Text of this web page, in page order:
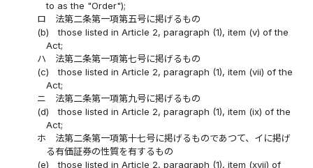
to as the "Order");
ロ
法第二条第一項第五号に掲げるもの
(b)
those listed in Article 2, paragraph (1), item (v) of the
Act;
ハ
法第二条第一項第七号に掲げるもの
(c)
those listed in Article 2, paragraph (1), item (vii) of the
Act;
ニ
法第二条第一項第九号に掲げるもの
(d)
those listed in Article 2, paragraph (1), item (ix) of the
Act;
ホ
法第二条第一項第十七号に掲げるものであつて、イに掲げ
る有価証券の性質を有するもの
(e)
those listed in Article 2, paragraph (1), item (xvii) of